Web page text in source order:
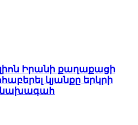
Իրանի քաղաքացի
կյանքը երկրի
նախագահ